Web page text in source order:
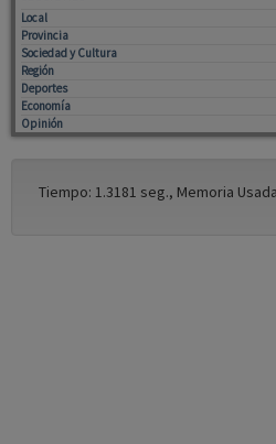
Local
Provincia
Sociedad y Cultura
Región
Deportes
Economía
Opinión
Tiempo: 1.3181 seg., Memoria